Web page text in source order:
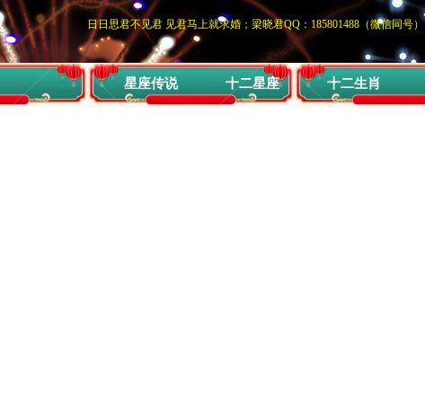
日日思君不见君 见君马上就求婚；梁晓君QQ：185801488（微信同号）
星座传说 十二星座 十二生肖